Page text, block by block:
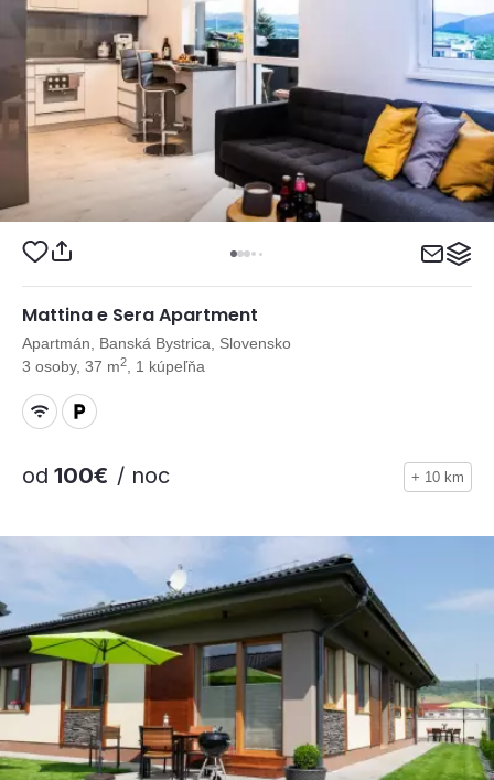
Mattina e Sera Apartment
Apartmán, Banská Bystrica, Slovensko
3 osoby, 37 m2 , 1 kúpeľňa
od 100€ / noc + 10 km